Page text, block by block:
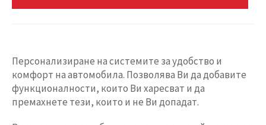
Персонализиране на системите за удобство и
комфорт на автомобила. Позволява Ви да добавите
функционалности, които Ви харесват и да
премахнете тези, които и не Ви допадат.